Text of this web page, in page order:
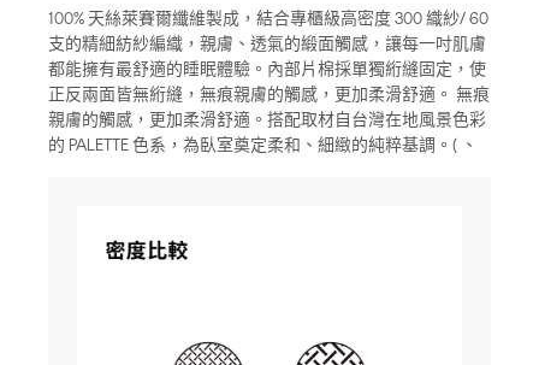
100% 天絲萊賽爾纖維製成，結合專櫃級高密度 300 織紗/ 60
支的精細紡紗編織，親膚、透氣的緞面觸感，讓每一吋肌膚
都能擁有最舒適的睡眠體驗。內部片棉採單獨絎縫固定，使
正反兩面皆無絎縫，無痕親膚的觸感，更加柔滑舒適。 無痕
親膚的觸感，更加柔滑舒適。搭配取材自台灣在地風景色彩
的 PALETTE 色系，為臥室奠定柔和、細緻的純粹基調。( 、